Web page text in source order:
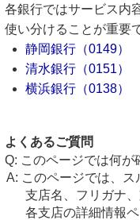
各銀行ではサービス内
使い分けることが重要
静岡銀行（0149）
清水銀行（0151）
横浜銀行（0138）
よくあるご質問
このページでは何が
このページでは、
支店名、フリガナ
各支店の詳細情報